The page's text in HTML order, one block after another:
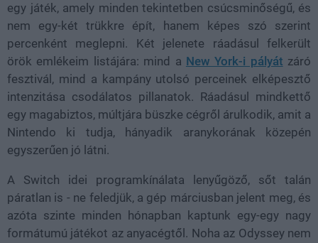
egy játék, amely minden tekintetben csúcsminőségű, és
nem egy-két trükkre épít, hanem képes szó szerint
percenként meglepni. Két jelenete ráadásul felkerült
örök emlékeim listájára: mind a New York-i pályát záró
fesztivál, mind a kampány utolsó perceinek elképesztő
intenzitása csodálatos pillanatok. Ráadásul mindkettő
egy magabiztos, múltjára büszke cégről árulkodik, amit a
Nintendo ki tudja, hányadik aranykorának közepén
egyszerűen jó látni.
A Switch idei programkínálata lenyűgöző, sőt talán
páratlan is - ne feledjük, a gép márciusban jelent meg, és
azóta szinte minden hónapban kaptunk egy-egy nagy
formátumú játékot az anyacégtől. Noha az Odyssey nem